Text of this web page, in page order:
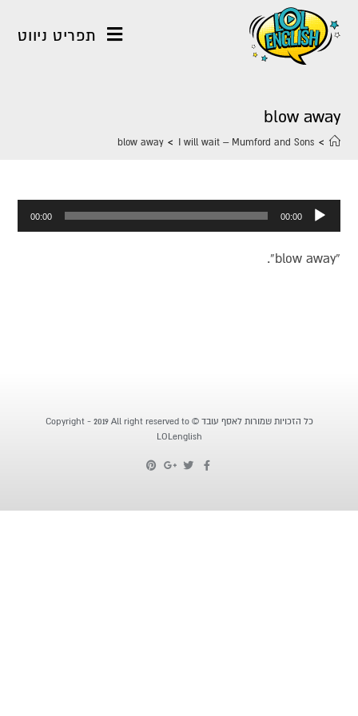
תפריט ניווט
blow away
>
I will wait – Mumford and Sons
>
blow away
אודיו
00:00
00:00
“blow away”.
כל הזכויות שמורות לאסף עובד © Copyright - 2019 All right reserved to
LOLenglish